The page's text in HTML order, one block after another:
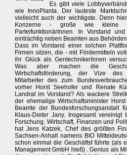
Es gibt viele
wie InnoPlanta. Der lauteste
vielleicht auch der wichtigste. Denn
Konzerne - große wie kleine
ParteifunktionärInnen. In Vorstand
einträchtig neben Beamten aus
Dass im Vorstand einer solchen
Firmen sitzen, die - mit Fördermitteln
ihr Glück als GentechnikerInnen
Was aber machen die
Wirtschaftsförderung, der Vize des
Mitarbeiter des zum
vorher Horst Seehofer und Renate
Landrat im Vorstand? Als wackere
der ehemalige Wirtschaftsminister
Beamte der Bundesforschungsanstalt
Klaus-Dieter Jany. Insgesamt
Forschung, Wirtschaft, Finanzen und
hat Jens Katzek, Chef des größten
Sachsen-Anhalt namens BIO
schon einmal die Geschäftsf führte (als
Management GmbH hieß) . Genius als